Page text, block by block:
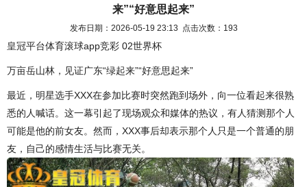
来”“好意思起来”
发布日期：2026-05-19 23:13 点击次数：193
皇冠平台体育滚球app竞彩 02世界杯
万亩岳山林，见证广东“绿起来”“好意思起来”
最近，明星选手XXX在参加比赛时突然跑到场外，向一位看起来很熟
悉的人喊话。这一幕引起了现场观众和媒体的热议，有人猜测那个人
可能是他的前女友。然而，XXX事后却表示那个人只是一个普通的朋
友，自己的感情生活与比赛无关。